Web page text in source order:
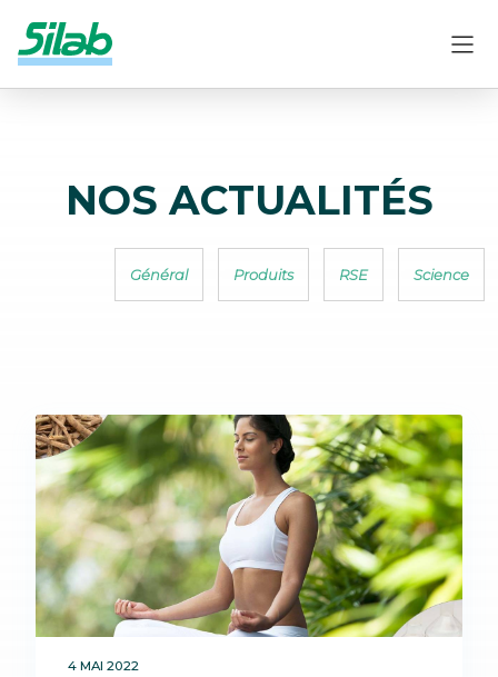
NOS ACTUALITÉS
Général Produits RSE Science
4 MAI 2022